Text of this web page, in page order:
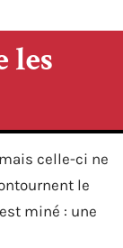
les
celle-ci ne
le
miné : une